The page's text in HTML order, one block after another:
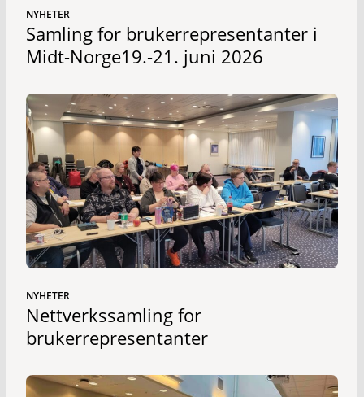
NYHETER
Samling for brukerrepresentanter i
Midt-Norge19.-21. juni 2026
NYHETER
Nettverkssamling for
brukerrepresentanter